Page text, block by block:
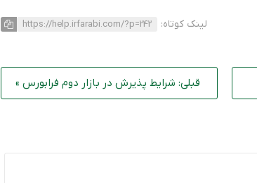
لینک کوتاه: https://help.irfarabi.com/?p=242
قبلی: شرایط پذیرش در بازار دوم فرابورس »